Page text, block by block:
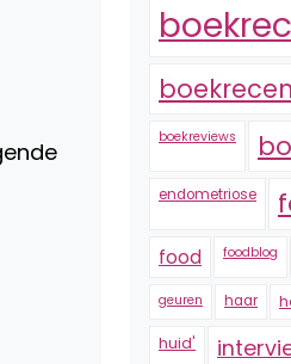
boekreviews
endometriose
food foodblog
geuren haar
huid'